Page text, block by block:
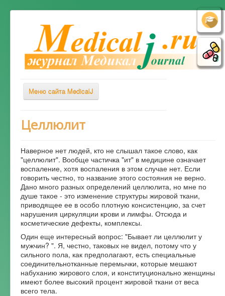
Меню сайта MedicalJ
Весь Медикал
Симптомы
Заболевания
Диагностика
Лечение
Советы врача
Альтернативная медицина
Форум
Целлюлит
Наверное нет людей, кто не слышал такое слово, как
"целлюлит". Вообще частичка "ит" в медицине означает
воспаление, хотя воспаления в этом случае нет. Если
говорить честно, то название этого состояния не верно.
Дано много разных определений целлюлита, но мне по
душе такое - это изменение структуры жировой ткани,
приводящее ее в особо плотную консистенцию, за счет
нарушения циркуляции крови и лимфы. Отсюда и
косметические дефекты, комплексы.
Один еще интересный вопрос: "Бывает ли целлюлит у
мужчин? ". Я, честно, таковых не видел, потому что у
сильного пола, как предполагают, есть специальные
соединительнотканные перемычки, которые мешают
набуханию жирового слоя, и конституционально женщины
имеют более высокий процент жировой ткани от веса
всего тела.